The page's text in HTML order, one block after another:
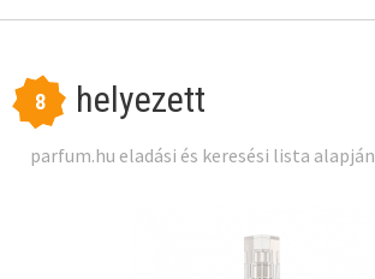
8 helyezett
parfum.hu eladási és keresési lista alapján